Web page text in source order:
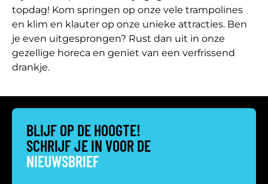
topdag! Kom springen op onze vele trampolines
en klim en klauter op onze unieke attracties. Ben
je even uitgesprongen? Rust dan uit in onze
gezellige horeca en geniet van een verfrissend
drankje.
BLIJF OP DE HOOGTE!
SCHRIJF JE IN VOOR DE
NIEUWSBRIEF